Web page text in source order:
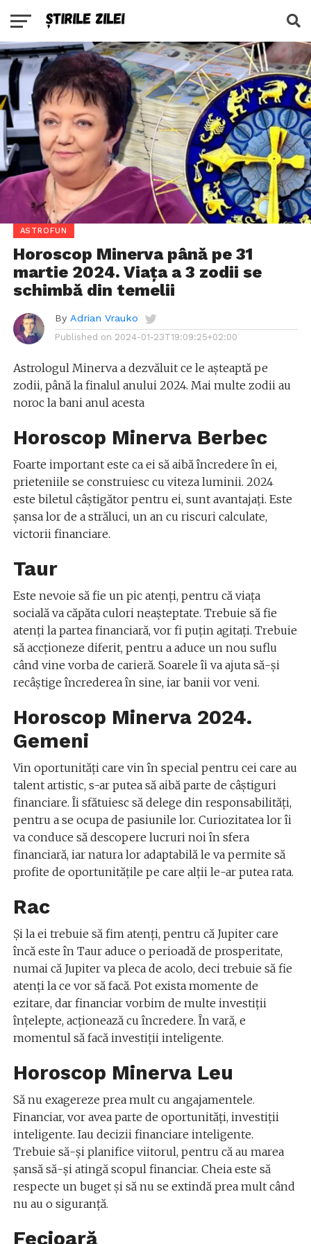
ASTROFUN
Horoscop Minerva până pe 31
martie 2024. Viața a 3 zodii se
schimbă din temelii
By Adrian Vrauko
Published on 2024-01-23T19:09:25+02:00
Astrologul Minerva a dezvăluit ce le așteaptă pe
zodii, până la finalul anului 2024. Mai multe zodii au
noroc la bani anul acesta
Horoscop Minerva Berbec
Foarte important este ca ei să aibă încredere în ei,
prieteniile se construiesc cu viteza luminii. 2024
este biletul câștigător pentru ei, sunt avantajați. Este
șansa lor de a străluci, un an cu riscuri calculate,
victorii financiare.
Taur
Este nevoie să fie un pic atenți, pentru că viața
socială va căpăta culori neașteptate. Trebuie să fie
atenți la partea financiară, vor fi puțin agitați. Trebuie
să accționeze diferit, pentru a aduce un nou suflu
când vine vorba de carieră. Soarele îi va ajuta să-și
recâștige încrederea în sine, iar banii vor veni.
Horoscop Minerva 2024.
Gemeni
Vin oportunități care vin în special pentru cei care au
talent artistic, s-ar putea să aibă parte de câștiguri
financiare. Îi sfătuiesc să delege din responsabilități,
pentru a se ocupa de pasiunile lor. Curiozitatea lor îi
va conduce să descopere lucruri noi în sfera
financiară, iar natura lor adaptabilă le va permite să
profite de oportunitățile pe care alții le-ar putea rata.
Rac
Și la ei trebuie să fim atenți, pentru că Jupiter care
încă este în Taur aduce o perioadă de prosperitate,
numai că Jupiter va pleca de acolo, deci trebuie să fie
atenți la ce vor să facă. Pot exista momente de
ezitare, dar financiar vorbim de multe investiții
înțelepte, acționează cu încredere. În vară, e
momentul să facă investiții inteligente.
Horoscop Minerva Leu
Să nu exagereze prea mult cu angajamentele.
Financiar, vor avea parte de oportunități, investiții
inteligente. Iau decizii financiare inteligente.
Trebuie să-și planifice viitorul, pentru că au marea
șansă să-și atingă scopul financiar. Cheia este să
respecte un buget și să nu se extindă prea mult când
nu au o siguranță.
Fecioară